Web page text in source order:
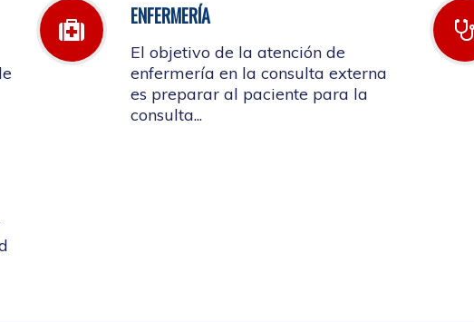
ENFERMERÍA
El objetivo de la atención de
enfermería en la consulta externa
es preparar al paciente para la
consulta...